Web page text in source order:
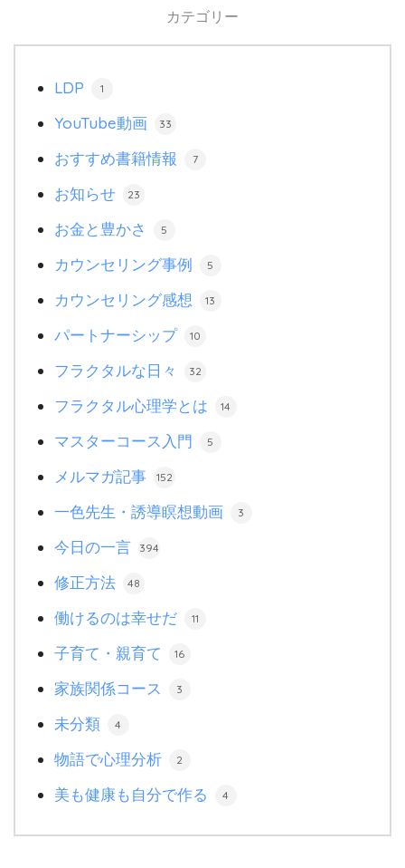
カテゴリー
LDP 1
YouTube動画 33
おすすめ書籍情報 7
お知らせ 23
お金と豊かさ 5
カウンセリング事例 5
カウンセリング感想 13
パートナーシップ 10
フラクタルな日々 32
フラクタル心理学とは 14
マスターコース入門 5
メルマガ記事 152
一色先生・誘導瞑想動画 3
今日の一言 394
修正方法 48
働けるのは幸せだ 11
子育て・親育て 16
家族関係コース 3
未分類 4
物語で心理分析 2
美も健康も自分で作る 4